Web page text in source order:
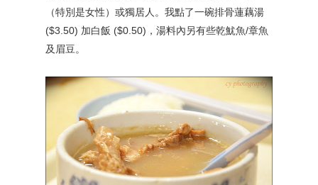
（特別是女性）或獨居人。我點了一碗排骨蓮藕湯
($3.50) 加白飯 ($0.50)，湯料內另有些乾魷魚/章魚
及眉豆。